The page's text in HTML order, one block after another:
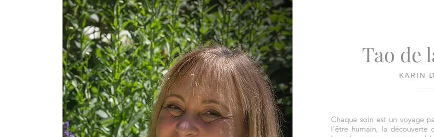
Tao de
KARIN
Chaque soin est un voyage
l’être humain, la découverte